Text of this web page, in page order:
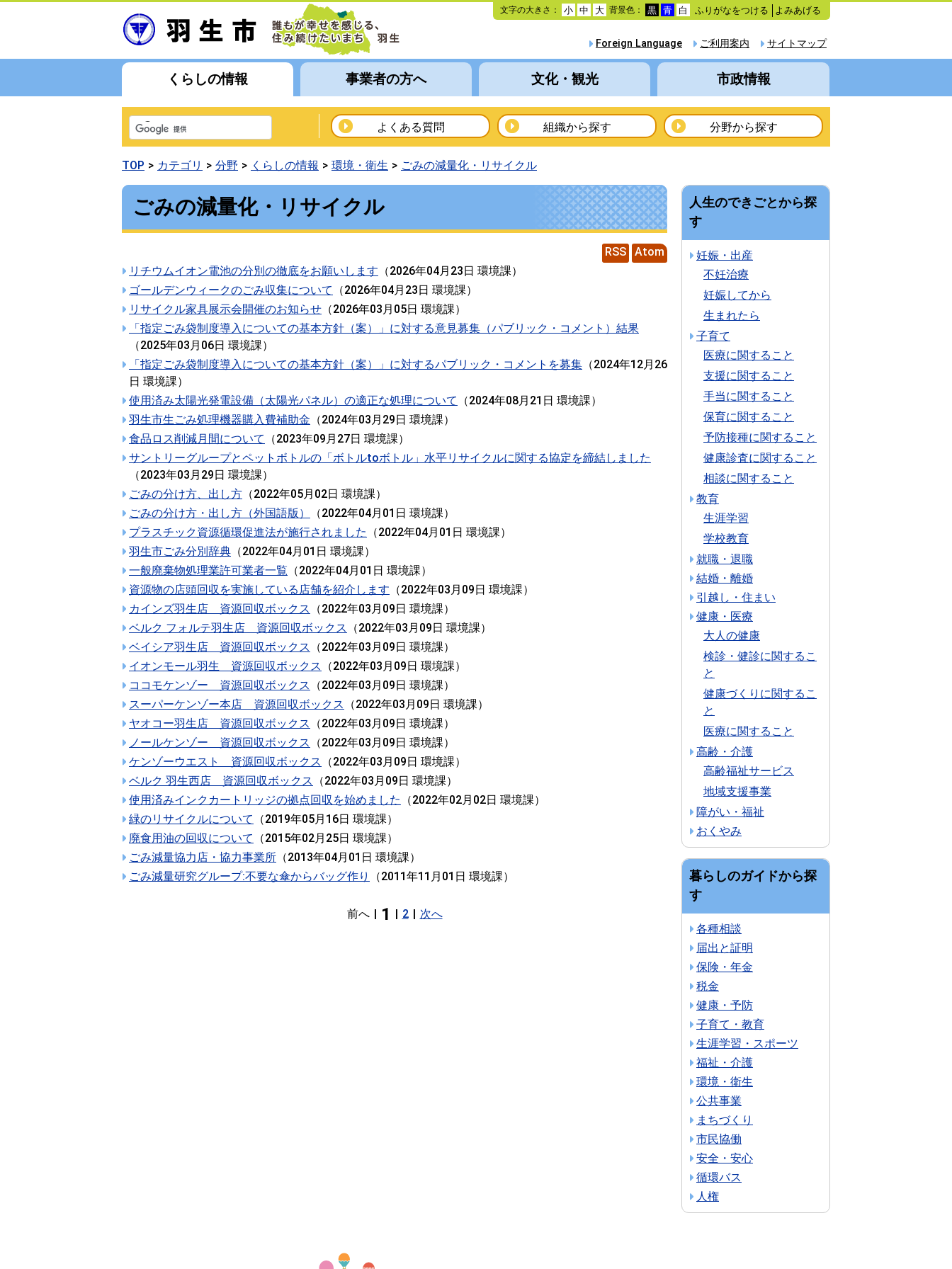
本
文
動
文字の大きさ： 小 中 大 背景色： 黒 青 白 ふりがなをつける よみあげる
サイトマップ
ご利用案内
Foreign Language
くらしの情報 事業者の方へ 文化・観光 市政情報
よくある質問 組織から探す 分野から探す
TOP カテゴリ 分野 くらしの情報 環境・衛生 ごみの減量化・リサイクル
ごみの減量化・リサイクル
RSS
Atom
リチウムイオン電池の分別の徹底をお願いします （2026年04月23日 環境課）
ゴールデンウィークのごみ収集について
（2026年04月23日 環境課）
リサイクル家具展示会開催のお知らせ （2026年03月05日 環境課）
「指定ごみ袋制度導入についての基本方針（案）」に対する意見募集（パブリック・コメント）結果
（2025年03月06日 環境課）
「指定ごみ袋制度導入についての基本方針（案）」に対するパブリック・コメントを募集 （2024年12月26
日 環境課）
使用済み太陽光発電設備（太陽光パネル）の適正な処理について
（2024年08月21日 環境課）
羽生市生ごみ処理機器購入費補助金 （2024年03月29日 環境課）
食品ロス削減月間について
（2023年09月27日 環境課）
サントリーグループとペットボトルの「ボトルtoボトル」水平リサイクルに関する協定を締結しました
（2023年03月29日 環境課）
ごみの分け方、出し方 （2022年05月02日 環境課）
ごみの分け方・出し方（外国語版）
（2022年04月01日 環境課）
プラスチック資源循環促進法が施行されました
（2022年04月01日 環境課）
羽生市ごみ分別辞典 （2022年04月01日 環境課）
一般廃棄物処理業許可業者一覧 （2022年04月01日 環境課）
資源物の店頭回収を実施している店舗を紹介します （2022年03月09日 環境課）
カインズ羽生店 資源回収ボックス
（2022年03月09日 環境課）
ベルク フォルテ羽生店 資源回収ボックス
（2022年03月09日 環境課）
ベイシア羽生店 資源回収ボックス
（2022年03月09日 環境課）
イオンモール羽生 資源回収ボックス
（2022年03月09日 環境課）
ココモケンゾー 資源回収ボックス
（2022年03月09日 環境課）
スーパーケンゾー本店 資源回収ボックス
（2022年03月09日 環境課）
ヤオコー羽生店 資源回収ボックス
（2022年03月09日 環境課）
ノールケンゾー 資源回収ボックス
（2022年03月09日 環境課）
ケンゾーウエスト 資源回収ボックス
（2022年03月09日 環境課）
ベルク 羽生西店 資源回収ボックス
（2022年03月09日 環境課）
使用済みインクカートリッジの拠点回収を始めました
（2022年02月02日 環境課）
緑のリサイクルについて
（2019年05月16日 環境課）
廃食用油の回収について
（2015年02月25日 環境課）
ごみ減量協力店・協力事業所 （2013年04月01日 環境課）
ごみ減量研究グループ:不要な傘からバッグ作り
（2011年11月01日 環境課）
前へ | 1 | 2 | 次へ
人生のできごとから探
す
妊娠・出産
不妊治療
妊娠してから
生まれたら
子育て
医療に関すること
支援に関すること
手当に関すること
保育に関すること
予防接種に関すること
健康診査に関すること
相談に関すること
教育
生涯学習
学校教育
就職・退職
結婚・離婚
引越し・住まい
健康・医療
大人の健康
検診・健診に関するこ
と
健康づくりに関するこ
と
医療に関すること
高齢・介護
高齢福祉サービス
地域支援事業
障がい・福祉
おくやみ
暮らしのガイドから探
す
各種相談
届出と証明
保険・年金
税金
健康・予防
子育て・教育
生涯学習・スポーツ
福祉・介護
環境・衛生
公共事業
まちづくり
市民協働
安全・安心
循環バス
人権